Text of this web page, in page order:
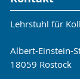
Lehrstuhl für
Albert-Einstein-
18059 Rostock